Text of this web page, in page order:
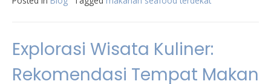
Explorasi Wisata Kuliner:
Rekomendasi Tempat Makan